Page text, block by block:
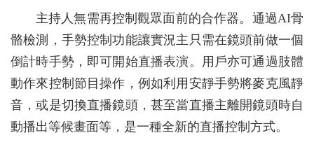
主持人無需再控制觀眾面前的合作器。通過AI骨
骼檢測，手勢控制功能讓實況主只需在鏡頭前做一個
倒計時手勢，即可開始直播表演。用戶亦可通過肢體
動作來控制節目操作，例如利用安靜手勢將麥克風靜
音，或是切換直播鏡頭，甚至當直播主離開鏡頭時自
動播出等候畫面等，是一種全新的直播控制方式。